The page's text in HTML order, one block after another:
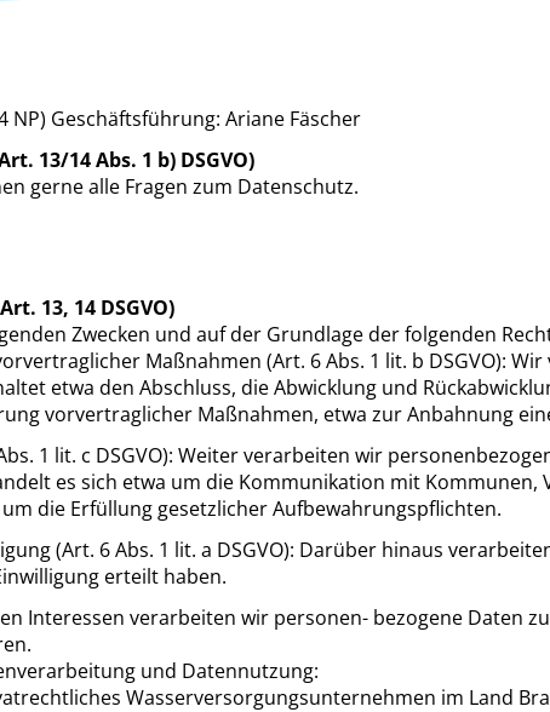
Geschäftsführung: Ariane Fäscher
13/14 Abs. 1 b) DSGVO)
gerne alle Fragen zum Datenschutz.
13, 14 DSGVO)
Zwecken und auf der Grundlage der folgenden
Maßnahmen (Art. 6 Abs. 1 lit. b DSGVO):
etwa den Abschluss, die Abwicklung und
vorvertraglicher Maßnahmen, etwa zur Anbahnung
1 lit. c DSGVO): Weiter verarbeiten wir
es sich etwa um die Kommunikation mit
die Erfüllung gesetzlicher Aufbewahrungspflichten.
(Art. 6 Abs. 1 lit. a DSGVO): Darüber hinaus
erteilt haben.
Interessen verarbeiten wir personen- bezogene Daten
und Datennutzung:
Wasserversorgungsunternehmen im Land